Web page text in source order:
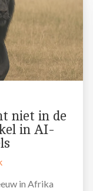
niet in de
in AI-
in Afrika